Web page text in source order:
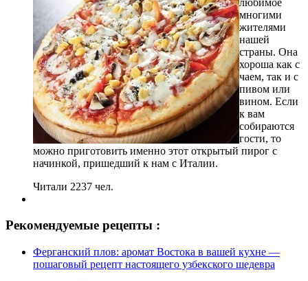
многими
жителями
нашей
страны. Она
хороша как с
чаем, так и с
пивом или
вином. Если
к вам
собираются
гости, то
можно приготовить именно этот открытый пирог с
начинкой, пришедший к нам с Италии.
Читали 2237 чел.
Рекомендуемые рецепты :
Ферганский плов: аромат Востока в вашей кухне —
пошаговый рецепт настоящего узбекского шедевра